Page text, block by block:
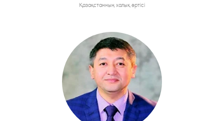
Қазақстанның халық әртісі